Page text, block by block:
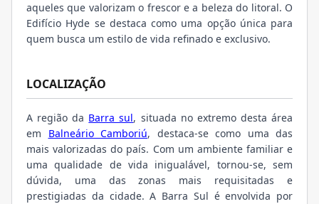
aqueles que valorizam o frescor e a beleza do litoral. O
Edifício Hyde se destaca como uma opção única para
quem busca um estilo de vida refinado e exclusivo.
LOCALIZAÇÃO
A região da Barra sul, situada no extremo desta área
em Balneário Camboriú, destaca-se como uma das
mais valorizadas do país. Com um ambiente familiar e
uma qualidade de vida inigualável, tornou-se, sem
dúvida, uma das zonas mais requisitadas e
prestigiadas da cidade. A Barra Sul é envolvida por